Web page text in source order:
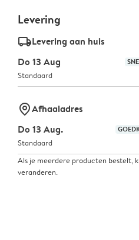
Levering
delivery_standard_v2Levering aan huis
Do 13 Aug
Standaard
marker-pinAfhaaladres
Do 13 Aug.
Standaard
Als je meerdere producten bestelt,
veranderen.